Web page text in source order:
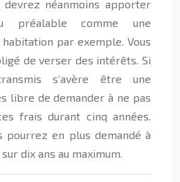
devrez néanmoins apporter
préalable comme une
par exemple. Vous
de verser des intérêts. Si
s’avère être une
libre de demander à ne pas
frais durant cinq années.
pourrez en plus demandé à
dix ans au maximum.